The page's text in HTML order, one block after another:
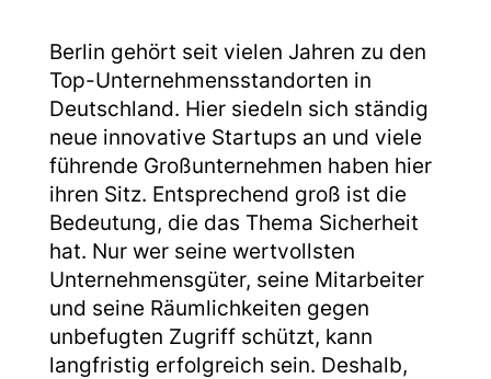
Berlin gehört seit vielen Jahren zu den
Top-Unternehmensstandorten in
Deutschland. Hier siedeln sich ständig
neue innovative Startups an und viele
führende Großunternehmen haben hier
ihren Sitz. Entsprechend groß ist die
Bedeutung, die das Thema Sicherheit
hat. Nur wer seine wertvollsten
Unternehmensgüter, seine Mitarbeiter
und seine Räumlichkeiten gegen
unbefugten Zugriff schützt, kann
langfristig erfolgreich sein. Deshalb,